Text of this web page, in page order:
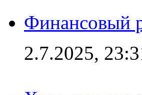
Финансовый
2.7.2025,